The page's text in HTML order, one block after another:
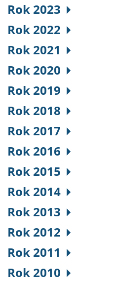
Rok 2023
Rok 2022
Rok 2021
Rok 2020
Rok 2019
Rok 2018
Rok 2017
Rok 2016
Rok 2015
Rok 2014
Rok 2013
Rok 2012
Rok 2011
Rok 2010